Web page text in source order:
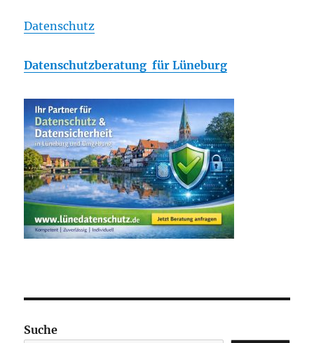
Datenschutz
Datenschutzberatung für Lüneburg
Suche